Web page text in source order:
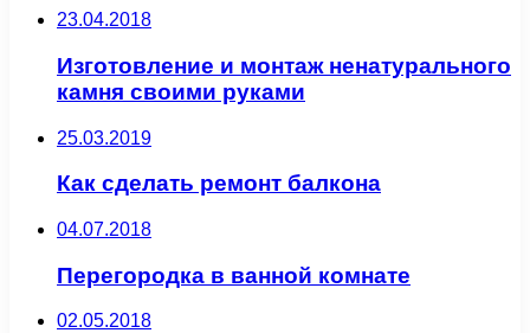
23.04.2018
Изготовление и монтаж ненатурального
камня своими руками
25.03.2019
Как сделать ремонт балкона
04.07.2018
Перегородка в ванной комнате
02.05.2018